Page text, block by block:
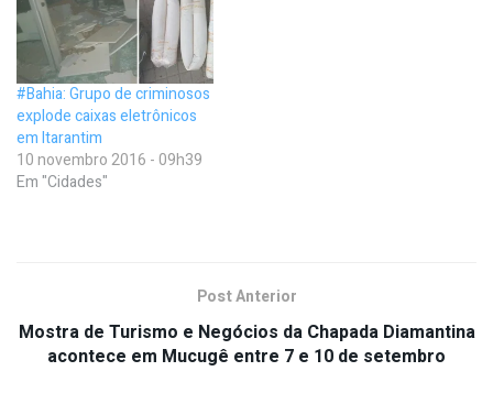
#Bahia: Grupo de criminosos
explode caixas eletrônicos
em Itarantim
10 novembro 2016 - 09h39
Em "Cidades"
Post Anterior
Mostra de Turismo e Negócios da Chapada Diamantina
acontece em Mucugê entre 7 e 10 de setembro